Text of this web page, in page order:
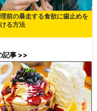
前の暴走する食欲に歯止めを
る方法
記事 >>